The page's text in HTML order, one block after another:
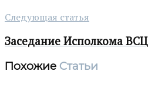
Следующая статья
Заседание Исполкома ВСЦ
Похожие Статьи